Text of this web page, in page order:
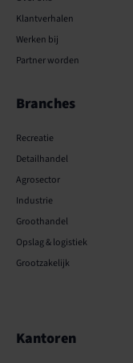
Klantverhalen
Werken bij
Partner worden
Branches
Recreatie
Detailhandel
Agrosector
Industrie
Groothandel
Opslag & logistiek
Grootzakelijk
Kantoren